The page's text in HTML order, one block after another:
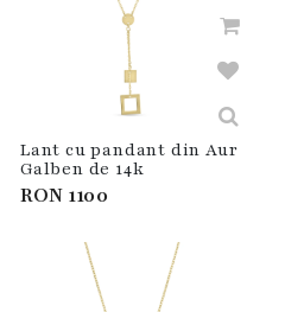
Lant cu pandant din Aur
Galben de 14k
RON1100